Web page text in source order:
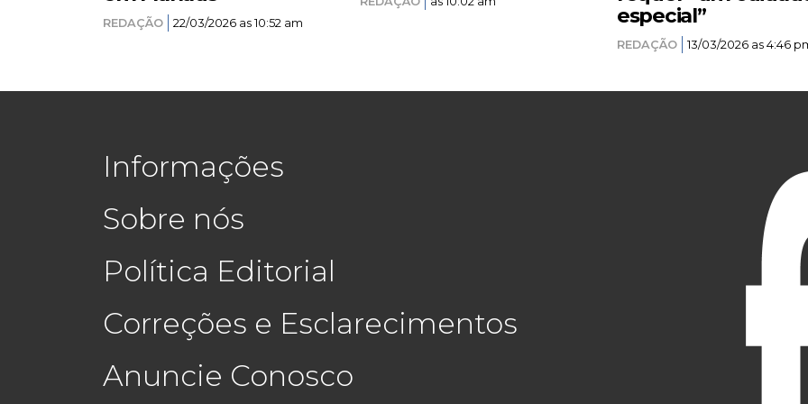
REDAÇÃO 22/03/2026 as 10:52 am
especial”
REDAÇÃO 13/03/2026 as 4:46
Informações
Sobre nós
Política Editorial
Correções e Esclarecimentos
Anuncie Conosco